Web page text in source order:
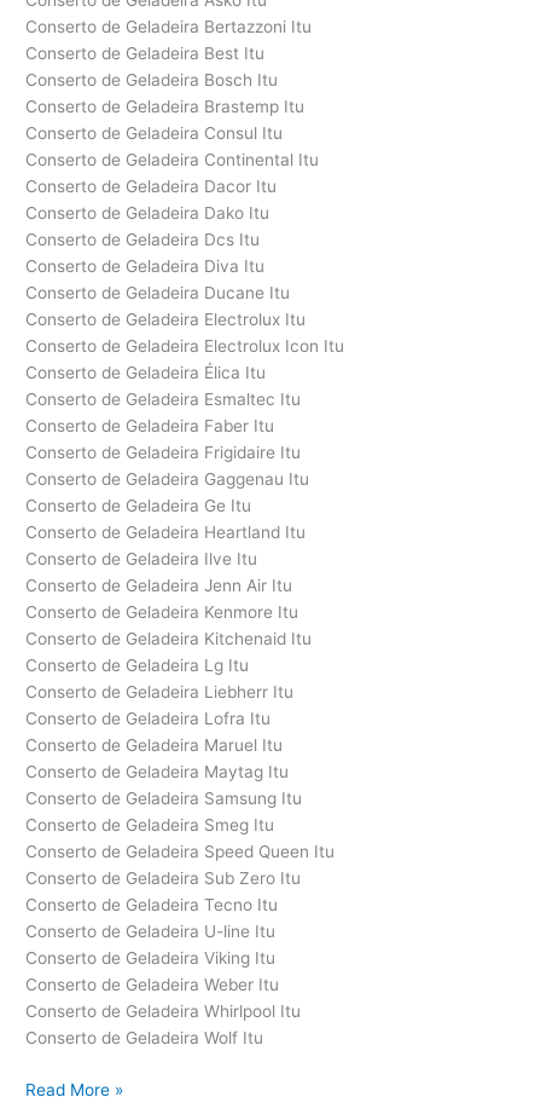
Conserto de Geladeira Bertazzoni Itu
Conserto de Geladeira Best Itu
Conserto de Geladeira Bosch Itu
Conserto de Geladeira Brastemp Itu
Conserto de Geladeira Consul Itu
Conserto de Geladeira Continental Itu
Conserto de Geladeira Dacor Itu
Conserto de Geladeira Dako Itu
Conserto de Geladeira Dcs Itu
Conserto de Geladeira Diva Itu
Conserto de Geladeira Ducane Itu
Conserto de Geladeira Electrolux Itu
Conserto de Geladeira Electrolux Icon Itu
Conserto de Geladeira Élica Itu
Conserto de Geladeira Esmaltec Itu
Conserto de Geladeira Faber Itu
Conserto de Geladeira Frigidaire Itu
Conserto de Geladeira Gaggenau Itu
Conserto de Geladeira Ge Itu
Conserto de Geladeira Heartland Itu
Conserto de Geladeira Ilve Itu
Conserto de Geladeira Jenn Air Itu
Conserto de Geladeira Kenmore Itu
Conserto de Geladeira Kitchenaid Itu
Conserto de Geladeira Lg Itu
Conserto de Geladeira Liebherr Itu
Conserto de Geladeira Lofra Itu
Conserto de Geladeira Maruel Itu
Conserto de Geladeira Maytag Itu
Conserto de Geladeira Samsung Itu
Conserto de Geladeira Smeg Itu
Conserto de Geladeira Speed Queen Itu
Conserto de Geladeira Sub Zero Itu
Conserto de Geladeira Tecno Itu
Conserto de Geladeira U-line Itu
Conserto de Geladeira Viking Itu
Conserto de Geladeira Weber Itu
Conserto de Geladeira Whirlpool Itu
Conserto de Geladeira Wolf Itu
Conserto
Read More »